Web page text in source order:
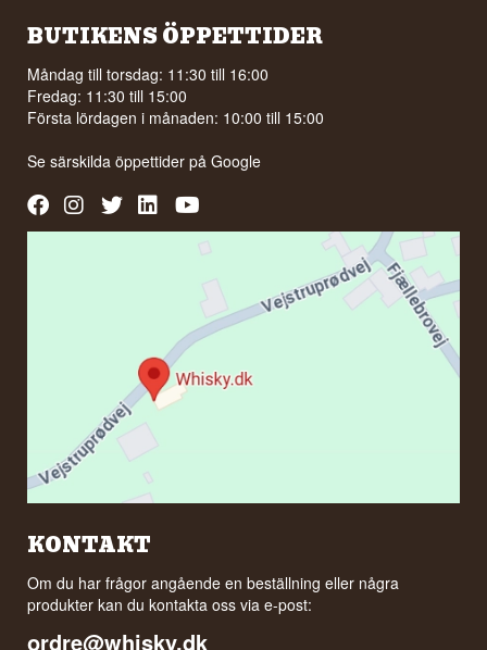
BUTIKENS ÖPPETTIDER
Måndag till torsdag: 11:30 till 16:00
Fredag: 11:30 till 15:00
Första lördagen i månaden: 10:00 till 15:00
Se särskilda öppettider påGoogle
KONTAKT
Om du har frågor angående en beställning eller några
produkter kan du kontakta oss via e-post:
ordre@whisky.dk